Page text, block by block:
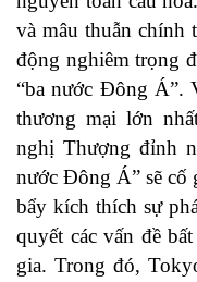
và mâu thuẫn chính
động nghiêm trọng
“ba nước Đông Á”.
thương mại lớn
nghị Thượng đỉnh
nước Đông Á” sẽ cố
bẩy kích thích sự
quyết các vấn đề
gia. Trong đó,